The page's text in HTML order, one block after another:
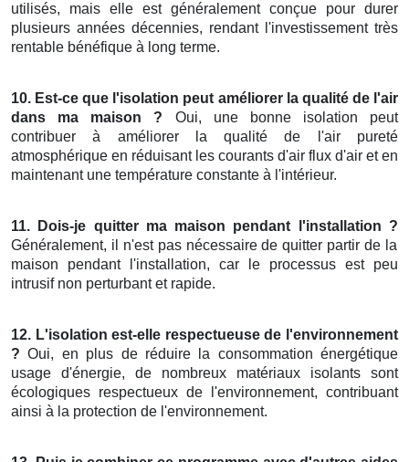
utilisés, mais elle est généralement conçue pour durer
plusieurs années décennies, rendant l'investissement très
rentable bénéfique à long terme.
10. Est-ce que l'isolation peut améliorer la qualité de l'air
dans ma maison ? Oui, une bonne isolation peut
contribuer à améliorer la qualité de l'air pureté
atmosphérique en réduisant les courants d'air flux d'air et en
maintenant une température constante à l'intérieur.
11. Dois-je quitter ma maison pendant l'installation ?
Généralement, il n'est pas nécessaire de quitter partir de la
maison pendant l'installation, car le processus est peu
intrusif non perturbant et rapide.
12. L'isolation est-elle respectueuse de l'environnement
? Oui, en plus de réduire la consommation énergétique
usage d'énergie, de nombreux matériaux isolants sont
écologiques respectueux de l'environnement, contribuant
ainsi à la protection de l'environnement.